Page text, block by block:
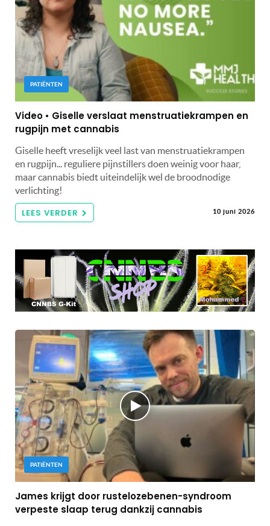
PATIËNTEN
Video • Giselle verslaat menstruatiekrampen en
rugpijn met cannabis
Giselle heeft vreselijk veel last van menstruatiekrampen
en rugpijn... reguliere pijnstillers doen weinig voor haar,
maar cannabis biedt uiteindelijk wel de broodnodige
verlichting!
LEES VERDER 10 juni 2026
PATIËNTEN
James krijgt door rustelozebenen-syndroom
verpeste slaap terug dankzij cannabis